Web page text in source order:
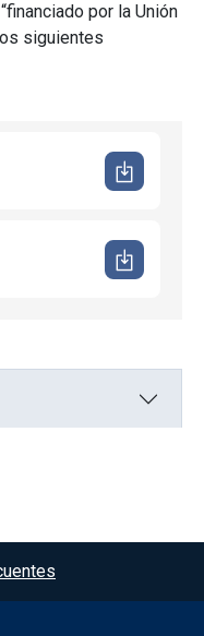
por la Unión
siguientes